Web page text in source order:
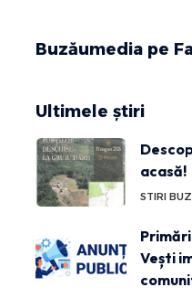
Buzăumedia pe
Ultimele știri
acasă!
STIRI
Vești